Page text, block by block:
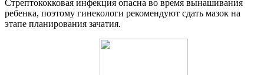
Стрептококковая инфекция опасна во время вынашивания
ребенка, поэтому гинекологи рекомендуют сдать мазок на
этапе планирования зачатия.